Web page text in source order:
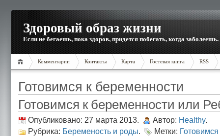
Здоровый образ жизни
Если не бегаешь, пока здоров, придется побегать, когда заболеешь.
Комментарии Контакты Карта Гостевая книга RSS
Готовимся к беременности
Готовимся к беременности или
Опубликовано: 27 марта 2013. Автор: Healthy.
Рубрика: Беременость и роды. Метки: